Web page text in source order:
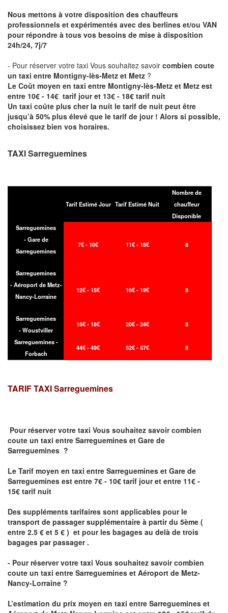
Nous mettons à votre disposition des chauffeurs
professionnels et expérimentés avec des berlines et/ou VAN
pour répondre à tous vos besoins de mise à disposition
24h/24, 7j/7
- Pour réserver votre taxi Vous souhaitez savoir combien coute
un taxi entre Montigny-lès-Metz et Metz ?
Le Coût moyen en taxi entre Montigny-lès-Metz et Metz est
entre 10€ - 14€ tarif jour et 13€ - 18€ tarif nuit
Un taxi coûte plus cher la nuit le tarif de nuit peut être
jusqu’à 50% plus élevé que le tarif de jour ! Alors si possible,
choisissez bien vos horaires.
TAXI Sarreguemines
Tarif Estimé Jour Tarif Estimé Nuit
Nombre de
chauffeur
Disponible
Sarreguemines
- Gare de
Sarreguemines
7€ - 10€ 11€ - 15€ 8
Sarreguemines
- Aéroport de Metz-
Nancy-Lorraine
12€ - 15€ 16€ - 19€ 8
Sarreguemines
- Woustviller
15€ - 18€ 20€ - 24€ 8
Sarreguemines -
Forbach
44€ - 49€ 52€ - 57€ 8
TARIF TAXISarreguemines
Pour réserver votre taxi Vous souhaitez savoircombien
coute un taxi entre Sarreguemines et Gare de
Sarreguemines ?
Le Tarif moyen en taxi entre Sarreguemines et Gare de
Sarreguemines est entre 7€ - 10€ tarif jour et entre 11€ -
15€ tarif nuit
Des suppléments tarifaires sont applicables pour le
transport de passager supplémentaire à partir du 5ème (
entre 2.5 € et 5 € ) et pour les bagages au delà de trois
bagages par passager .
- Pour réserver votre taxi Vous souhaitez savoircombien
coute un taxi entre Sarreguemines et Aéroport de Metz-
Nancy-Lorraine ?
L’estimation du prix moyen en taxi entre Sarreguemines et